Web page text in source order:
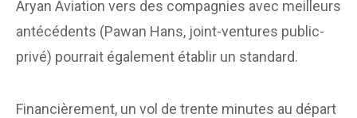
Aryan Aviation vers des compagnies avec meilleurs
antécédents (Pawan Hans, joint-ventures public-
privé) pourrait également établir un standard.
Financièrement, un vol de trente minutes au départ